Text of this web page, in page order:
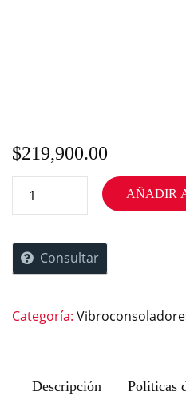
$219,900.00
AÑADIR
Consultar
Categoría:
Descripción Políticas